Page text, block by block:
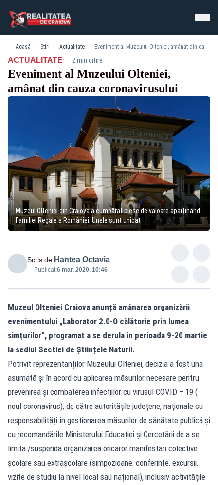
Acasă Știri Actualitate Eveniment al Muzeului Olteniei, amânat din cauza coronavirusului
ACTUALITATE· 2 min citire
Eveniment al Muzeului Olteniei,
amânat din cauza coronavirusului
Muzeul Olteniei din Craiova a cumpărat piese de valoare aparținând
Familiei Regale a României. Unele sunt unicat
Scris de Hantea Octavia
Publicat:6 mar. 2020, 10:46
Muzeul Olteniei Craiova anunță amânarea organizării
evenimentului „Laborator 2.0-O călătorie prin lumea
simțurilor”, programat a se derula în perioada 9-20 martie
la sediul Secției de Științele Naturii.
Potrivit reprezentanților Muzeului Olteniei, decizia a fost una
asumată și în acord cu aplicarea măsurilor necesare pentru
prevenirea și combaterea infecțiilor cu virusul COVID – 19 (
noul coronavirus), de către autoritățile județene, naționale cu
responsabilități în gestionarea măsurilor de sănătate publică și
cu recomandările Ministerului Educației și Cercetării de a se
limita /suspenda organizarea oricăror manifestări colective
școlare sau extrașcolare (simpozioane, conferințe, excursii,
vizite de studiu la nivel local sau național), inclusiv activitățile